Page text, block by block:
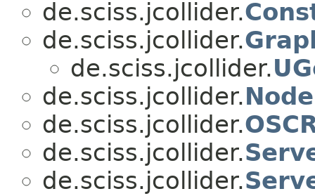
de.sciss.jcollider.
de.sciss.jcollider.
de.sciss.jcollider.
de.sciss.jcollider.
de.sciss.jcollider.
de.sciss.jcollider.
de.sciss.jcollider.